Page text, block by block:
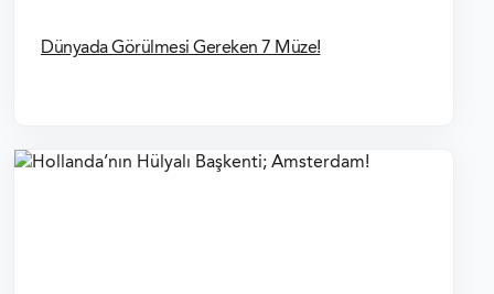
Dünyada Görülmesi Gereken 7 Müze!